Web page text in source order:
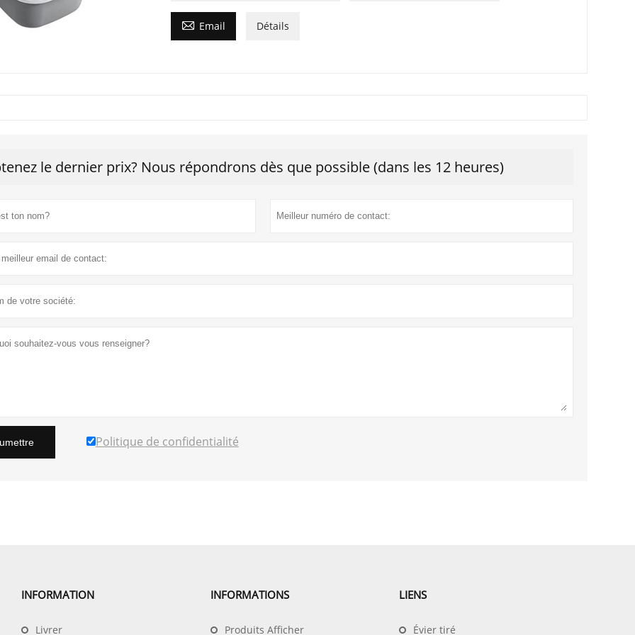
 Email Détails
le dernier prix? Nous répondrons dès que possible (dans les 12 heures)
Politique de confidentialité
INFORMATION
Livrer
INFORMATIONS
Produits Afficher
LIENS
Évier tiré